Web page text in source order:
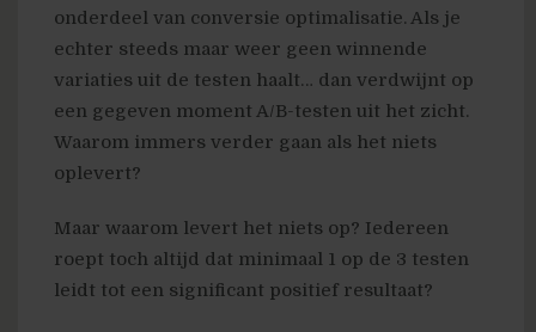
onderdeel van conversie optimalisatie. Als je
echter steeds maar weer geen winnende
variaties uit de testen haalt… dan verdwijnt op
een gegeven moment A/B-testen uit het zicht.
Waarom immers verder gaan als het niets
oplevert?
Maar waarom levert het niets op? Iedereen
roept toch altijd dat minimaal 1 op de 3 testen
leidt tot een significant positief resultaat?